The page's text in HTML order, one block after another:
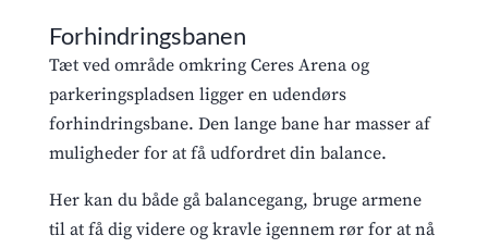
Forhindringsbanen
Tæt ved område omkring Ceres Arena og
parkeringspladsen ligger en udendørs
forhindringsbane. Den lange bane har masser af
muligheder for at få udfordret din balance.
Her kan du både gå balancegang, bruge armene
til at få dig videre og kravle igennem rør for at nå